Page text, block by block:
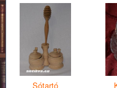
Sótartó